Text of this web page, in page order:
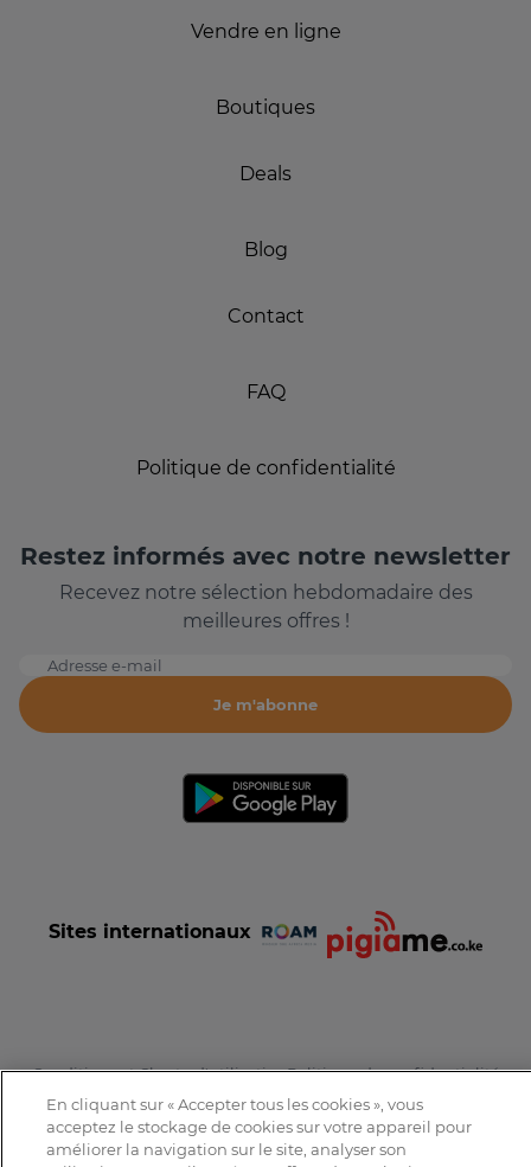
Vendre en ligne
Boutiques
Deals
Blog
Contact
FAQ
Politique de confidentialité
Restez informés avec notre newsletter
Recevez notre sélection hebdomadaire des
meilleures offres !
Adresse e-mail
Je m'abonne
Sites internationaux
Conditions et Charte d'utilisationPolitique de confidentialité
Tous droits réservés © 2016-2026 Expat-Dakar
En cliquant sur « Accepter tous les cookies », vous
acceptez le stockage de cookies sur votre appareil pour
améliorer la navigation sur le site, analyser son